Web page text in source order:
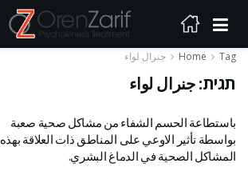
Home Tag جنرال لواء
תגית:جنرال لواء
باستطاعة الحسم الشفاء من مشاكل صحية صعبة
بواسطة تأثير الاوعي على المناطق ذات العلاقة بهذه
المشاكل الصحية في الدماغ البشري.